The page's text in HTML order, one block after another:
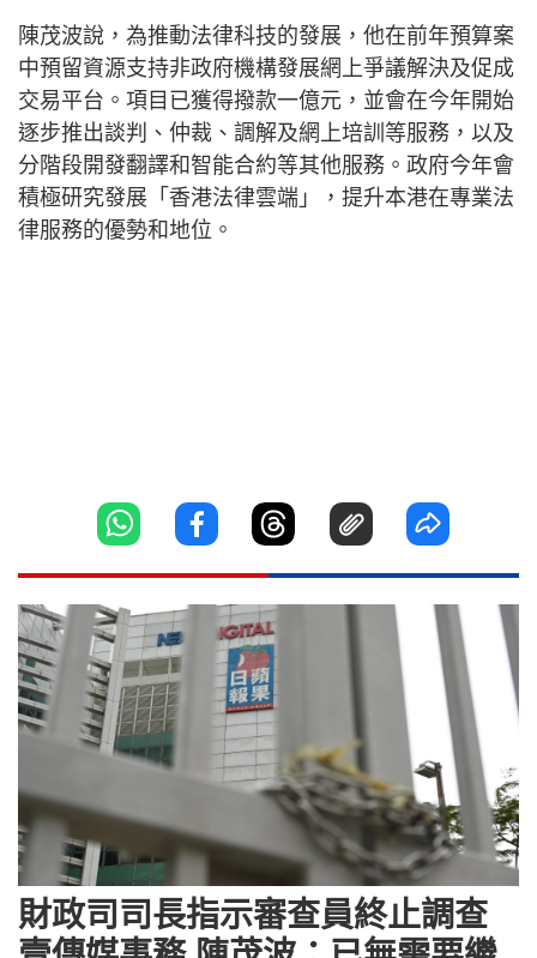
陳茂波說，為推動法律科技的發展，他在前年預算案
中預留資源支持非政府機構發展網上爭議解決及促成
交易平台。項目已獲得撥款一億元，並會在今年開始
逐步推出談判、仲裁、調解及網上培訓等服務，以及
分階段開發翻譯和智能合約等其他服務。政府今年會
積極研究發展「香港法律雲端」，提升本港在專業法
律服務的優勢和地位。
財政司司長指示審查員終止調查